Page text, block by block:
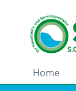
Home